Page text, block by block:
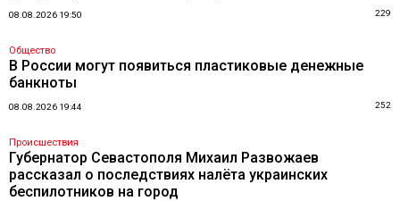
08.08.2026 19:50 229
Общество
В России могут появиться пластиковые денежные
банкноты
08.08.2026 19:44 252
Происшествия
Губернатор Севастополя Михаил Развожаев
рассказал о последствиях налёта украинских
беспилотников на город